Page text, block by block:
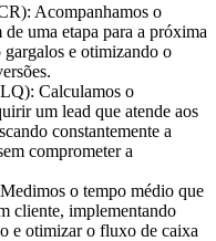
Acompanhamos o
uma etapa para a próxima
e otimizando o
Calculamos o
um lead que atende aos
constantemente a
comprometer a
Medimos o tempo médio que
cliente, implementando
e otimizar o fluxo de caixa